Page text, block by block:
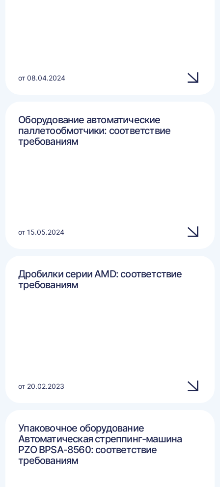
от 08.04.2024
Оборудование автоматические
паллетообмотчики: соответствие
требованиям
от 15.05.2024
Дробилки серии AMD: соответствие
требованиям
от 20.02.2023
Упаковочное оборудование
Автоматическая стреппинг-машина
PZO BPSA-8560: соответствие
требованиям